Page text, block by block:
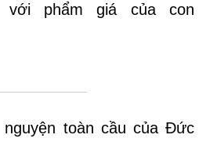
phẩm giá của con
toàn cầu của Đức